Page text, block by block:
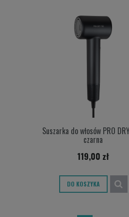
Suszarka do włosów PRO
czarna
119,00 zł
DO KOSZYKA